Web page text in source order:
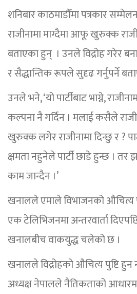
शनिबार काठमाडौँमा पत्रकार
राजीनामा माग्दैमा आफू खुरुक्क
बताएका हुन् । उनले विद्रोह गरेर
र सैद्धान्तिक रूपले सुदृढ गर्नुपर्ने
उनले भने, ‘यो पार्टीबाट भाग्ने,
कल्पना नै गर्दिन । मलाई कसैले
खुरुक्क लगेर राजीनामा दिन्छु र ?
क्षमता नहुनेले पार्टी छाडे हुन्छ ।
काम जान्दैन ।’
खनालले एमाले विभाजनको औचित्य
एक टेलिभिजनमा अन्तरवार्ता
खनालबीच वाकयुद्ध चलेको छ ।
खनालले विद्रोहको औचित्य पुष्टि
अध्यक्ष नेपालले नैतिकताको आधारमा